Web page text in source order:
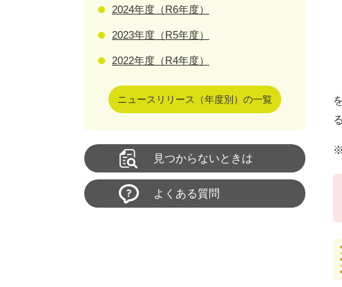
2024年度（R6年度）
2023年度（R5年度）
2022年度（R4年度）
ニュースリリース（年度別）の一覧
見つからないときは
よくある質問